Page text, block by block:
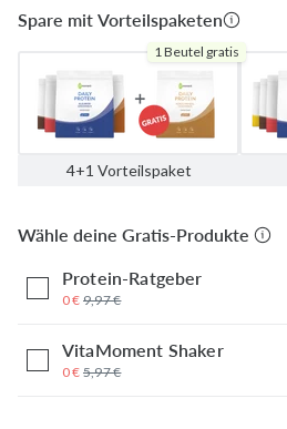
Spare mit Vorteilspaketen
1 Beutel gratis
4+1 Vorteilspaket
Wähle deine Gratis-Produkte
Protein-Ratgeber
0 € 9,97 €
VitaMoment Shaker
0 € 5,97 €